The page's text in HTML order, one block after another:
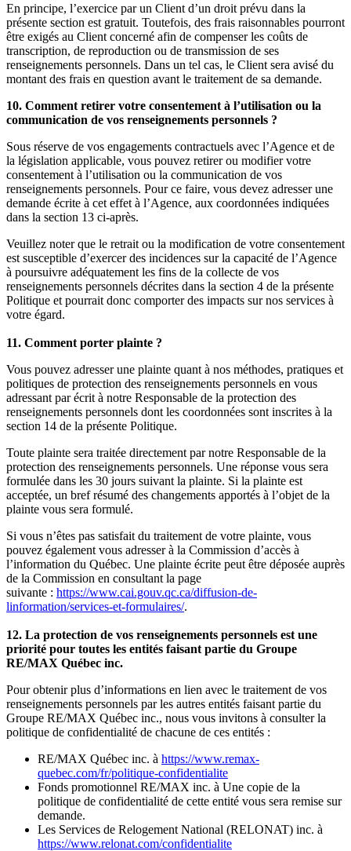
En principe, l’exercice par un Client d’un droit prévu dans la
présente section est gratuit. Toutefois, des frais raisonnables pourront
être exigés au Client concerné afin de compenser les coûts de
transcription, de reproduction ou de transmission de ses
renseignements personnels. Dans un tel cas, le Client sera avisé du
montant des frais en question avant le traitement de sa demande.
10. Comment retirer votre consentement à l’utilisation ou la
communication de vos renseignements personnels ?
Sous réserve de vos engagements contractuels avec l’Agence et de
la législation applicable, vous pouvez retirer ou modifier votre
consentement à l’utilisation ou la communication de vos
renseignements personnels. Pour ce faire, vous devez adresser une
demande écrite à cet effet à l’Agence, aux coordonnées indiquées
dans la section 13 ci-après.
Veuillez noter que le retrait ou la modification de votre consentement
est susceptible d’exercer des incidences sur la capacité de l’Agence
à poursuivre adéquatement les fins de la collecte de vos
renseignements personnels décrites dans la section 4 de la présente
Politique et pourrait donc comporter des impacts sur nos services à
votre égard.
11. Comment porter plainte ?
Vous pouvez adresser une plainte quant à nos méthodes, pratiques et
politiques de protection des renseignements personnels en vous
adressant par écrit à notre Responsable de la protection des
renseignements personnels dont les coordonnées sont inscrites à la
section 14 de la présente Politique.
Toute plainte sera traitée directement par notre Responsable de la
protection des renseignements personnels. Une réponse vous sera
formulée dans les 30 jours suivant la plainte. Si la plainte est
acceptée, un bref résumé des changements apportés à l’objet de la
plainte vous sera formulé.
Si vous n’êtes pas satisfait du traitement de votre plainte, vous
pouvez également vous adresser à la Commission d’accès à
l’information du Québec. Une plainte écrite peut être déposée auprès
de la Commission en consultant la page
suivante : https://www.cai.gouv.qc.ca/diffusion-de-
linformation/services-et-formulaires/.
12. La protection de vos renseignements personnels est une
priorité pour toutes les entités faisant partie du Groupe
RE/MAX Québec inc.
Pour obtenir plus d’informations en lien avec le traitement de vos
renseignements personnels par les autres entités faisant partie du
Groupe RE/MAX Québec inc., nous vous invitons à consulter la
politique de confidentialité de chacune de ces entités :
RE/MAX Québec inc. à https://www.remax-
quebec.com/fr/politique-confidentialite
Fonds promotionnel RE/MAX inc. à Une copie de la
politique de confidentialité de cette entité vous sera remise sur
demande.
Les Services de Relogement National (RELONAT) inc. à
https://www.relonat.com/confidentialite